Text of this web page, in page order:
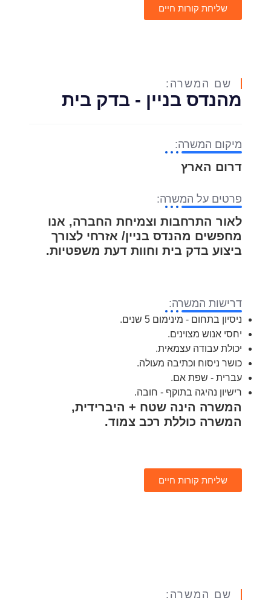
שליחת קורות חיים
שם המשרה:
מהנדס בניין - בדק בית
מיקום המשרה:
דרום הארץ
פרטים על המשרה:
לאור התרחבות וצמיחת החברה, אנו
מחפשים מהנדס בניין/ אזרחי לצורך
ביצוע בדק בית וחוות דעת משפטיות.
דרישות המשרה:
ניסיון בתחום - מינימום 5 שנים.
יחסי אנוש מצוינים.
יכולת עבודה עצמאית.
כושר ניסוח וכתיבה מעולה.
עברית - שפת אם.
רישיון נהיגה בתוקף - חובה.
המשרה הינה שטח + היברידית,
המשרה כוללת רכב צמוד.
שליחת קורות חיים
שם המשרה: